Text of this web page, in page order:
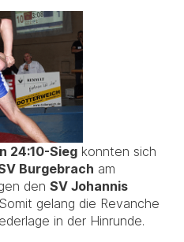
24:10-Sieg konnten sich
Burgebrach am
den SV Johannis
gelang die Revanche
in der Hinrunde.